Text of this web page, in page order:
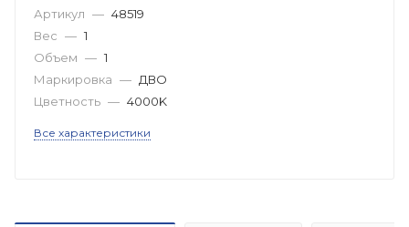
Артикул — 48519
Вес — 1
Объем — 1
Маркировка — ДВО
Цветность — 4000K
Все характеристики